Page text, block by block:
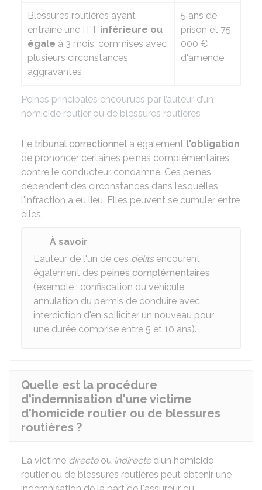
Peines principales encourues par l’auteur d’un
homicide routier ou de blessures routières
Blessures routières ayant
entraîné une ITT inférieure ou
égale à 3 mois, commises avec
plusieurs circonstances
aggravantes
5 ans de
prison et 75
000 €
d'amende
Le tribunal correctionnel a également l'obligation
de prononcer certaines peines complémentaires
contre le conducteur condamné. Ces peines
dépendent des circonstances dans lesquelles
l'infraction a eu lieu. Elles peuvent se cumuler entre
elles.
À savoir
L'auteur de l'un de ces délitsencourent
également des peines complémentaires
(exemple : confiscation du véhicule,
annulation du permis de conduire avec
interdiction d'en solliciter un nouveau pour
une durée comprise entre 5 et 10 ans).
Quelle est la procédure
d'indemnisation d'une victime
d'homicide routier ou de blessures
routières ?
La victime directeou indirected'un homicide
routier ou de blessures routières peut obtenir une